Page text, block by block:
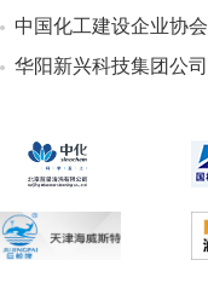
中国化工建设企业协会
华阳新兴科技集团公司